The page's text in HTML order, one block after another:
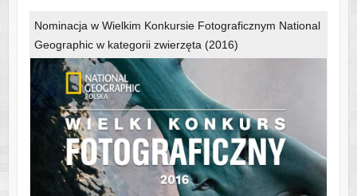
Nominacja w Wielkim Konkursie Fotograficznym National
Geographic w kategorii zwierzęta (2016)